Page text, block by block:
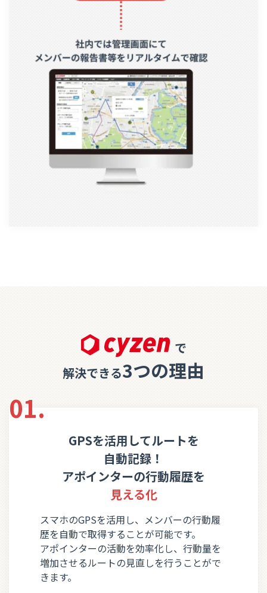
で
解決できる3つの理由
01.
GPSを活用してルートを
自動記録！
アポインターの行動履歴を
見える化
スマホのGPSを活用し、メンバーの行動履
歴を自動で取得することが可能です。
アポインターの活動を効率化し、行動量を
増加させるルートの見直しを行うことがで
きます。